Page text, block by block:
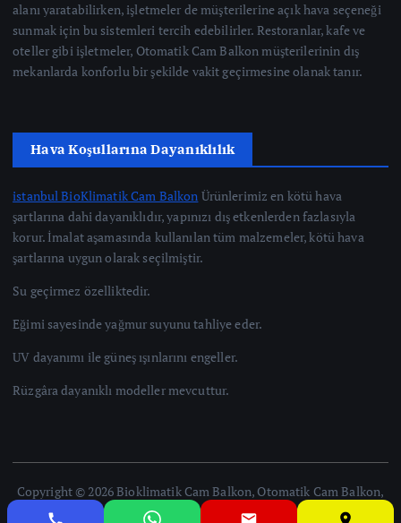
alanı yaratabilirken, işletmeler de müşterilerine açık hava seçeneği
sunmak için bu sistemleri tercih edebilirler. Restoranlar, kafe ve
oteller gibi işletmeler, Otomatik Cam Balkon müşterilerinin dış
mekanlarda konforlu bir şekilde vakit geçirmesine olanak tanır.
Hava Koşullarına Dayanıklılık
istanbul BioKlimatik Cam Balkon Ürünlerimiz en kötü hava
şartlarına dahi dayanıklıdır, yapınızı dış etkenlerden fazlasıyla
korur. İmalat aşamasında kullanılan tüm malzemeler, kötü hava
şartlarına uygun olarak seçilmiştir.
Su geçirmez özelliktedir.
Eğimi sayesinde yağmur suyunu tahliye eder.
UV dayanımı ile güneş ışınlarını engeller.
Rüzgâra dayanıklı modeller mevcuttur.
Copyright © 2026 Bioklimatik Cam Balkon, Otomatik Cam Balkon,
Giyotin Cam Balkon, İstanbul | Powered by [İstanbul Cam Balkon]